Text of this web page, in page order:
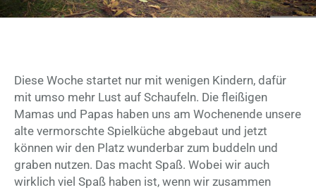
Diese Woche startet nur mit wenigen Kindern, dafür
mit umso mehr Lust auf Schaufeln. Die fleißigen
Mamas und Papas haben uns am Wochenende unsere
alte vermorschte Spielküche abgebaut und jetzt
können wir den Platz wunderbar zum buddeln und
graben nutzen. Das macht Spaß. Wobei wir auch
wirklich viel Spaß haben ist, wenn wir zusammen